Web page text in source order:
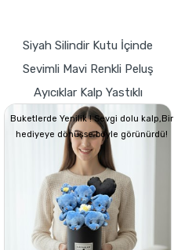
Siyah Silindir Kutu İçinde
Sevimli Mavi Renkli Peluş
Ayıcıklar Kalp Yastıklı
Buketlerde Yenilik ! Sevgi dolu kalp,Bir
hediyeye dönüşse böyle görünürdü!